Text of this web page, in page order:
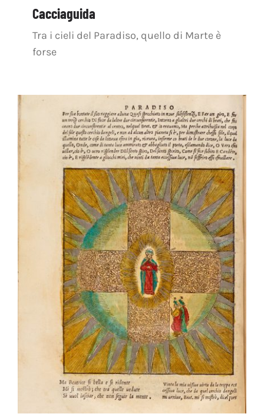
Cacciaguida
Tra i cieli del Paradiso, quello di Marte è
forse